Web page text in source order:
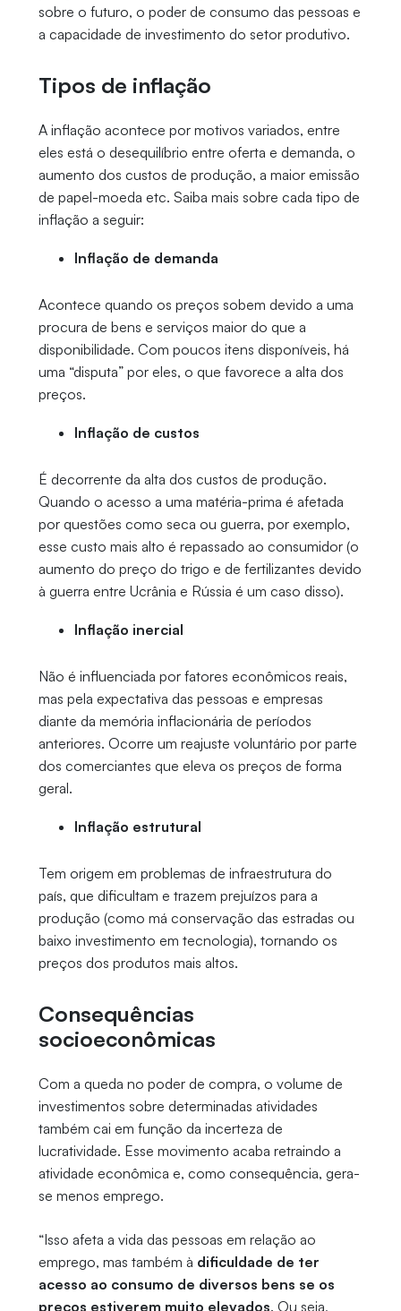
sobre o futuro, o poder de consumo das pessoas e
a capacidade de investimento do setor produtivo.
Tipos de inflação
A inflação acontece por motivos variados, entre
eles está o desequilíbrio entre oferta e demanda, o
aumento dos custos de produção, a maior emissão
de papel-moeda etc. Saiba mais sobre cada tipo de
inflação a seguir:
Inflação de demanda
Acontece quando os preços sobem devido a uma
procura de bens e serviços maior do que a
disponibilidade. Com poucos itens disponíveis, há
uma “disputa” por eles, o que favorece a alta dos
preços.
Inflação de custos
É decorrente da alta dos custos de produção.
Quando o acesso a uma matéria-prima é afetada
por questões como seca ou guerra, por exemplo,
esse custo mais alto é repassado ao consumidor (o
aumento do preço do trigo e de fertilizantes devido
à guerra entre Ucrânia e Rússia é um caso disso).
Inflação inercial
Não é influenciada por fatores econômicos reais,
mas pela expectativa das pessoas e empresas
diante da memória inflacionária de períodos
anteriores. Ocorre um reajuste voluntário por parte
dos comerciantes que eleva os preços de forma
geral.
Inflação estrutural
Tem origem em problemas de infraestrutura do
país, que dificultam e trazem prejuízos para a
produção (como má conservação das estradas ou
baixo investimento em tecnologia), tornando os
preços dos produtos mais altos.
Consequências
socioeconômicas
Com a queda no poder de compra, o volume de
investimentos sobre determinadas atividades
também cai em função da incerteza de
lucratividade. Esse movimento acaba retraindo a
atividade econômica e, como consequência, gera-
se menos emprego.
“Isso afeta a vida das pessoas em relação ao
emprego, mas também à dificuldade de ter
acesso ao consumo de diversos bens se os
preços estiverem muito elevados. Ou seja,